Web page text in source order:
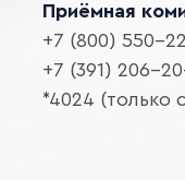
Приёмная
+7 (800) 550-
+7 (391) 206-
*4024 (только